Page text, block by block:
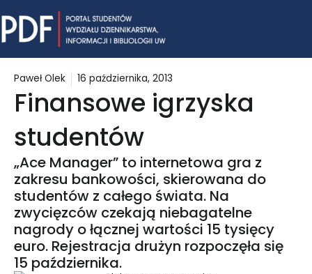
to
content
Paweł Olek 16 października, 2013
Finansowe igrzyska
studentów
„Ace Manager” to internetowa gra z
zakresu bankowości, skierowana do
studentów z całego świata. Na
zwycięzców czekają niebagatelne
nagrody o łącznej wartości 15 tysięcy
euro. Rejestracja drużyn rozpoczęła się
15 października.